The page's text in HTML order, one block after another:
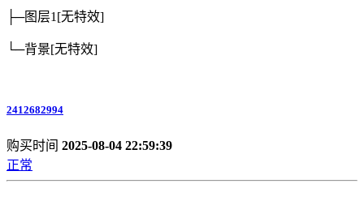
├─图层1[无特效]
└─背景[无特效]
2412682994
购买时间 2025-08-04 22:59:39
正常